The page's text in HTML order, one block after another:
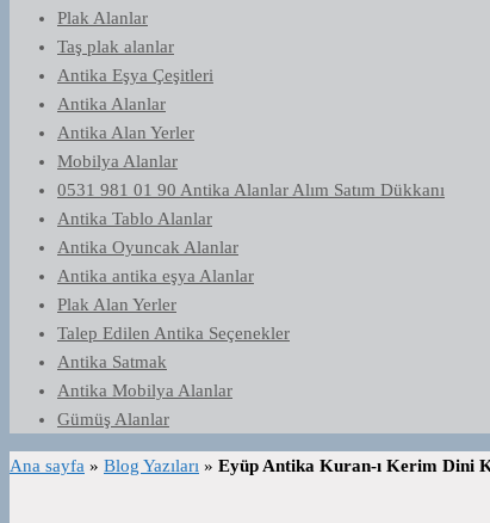
Plak Alanlar
Taş plak alanlar
Antika Eşya Çeşitleri
Antika Alanlar
Antika Alan Yerler
Mobilya Alanlar
0531 981 01 90 Antika Alanlar Alım Satım Dükkanı
Antika Tablo Alanlar
Antika Oyuncak Alanlar
Antika antika eşya Alanlar
Plak Alan Yerler
Talep Edilen Antika Seçenekler
Antika Satmak
Antika Mobilya Alanlar
Gümüş Alanlar
Ana sayfa » Blog Yazıları » Eyüp Antika Kuran-ı Kerim Dini